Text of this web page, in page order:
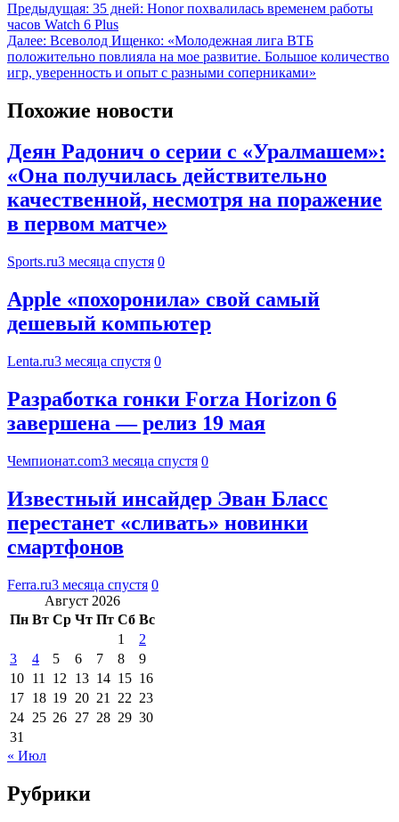
Предыдущая: 35 дней: Honor похвалилась временем работы
часов Watch 6 Plus
Далее: Всеволод Ищенко: «Молодежная лига ВТБ
положительно повлияла на мое развитие. Большое количество
игр, уверенность и опыт с разными соперниками»
Похожие новости
Деян Радонич о серии с «Уралмашем»:
«Она получилась действительно
качественной, несмотря на поражение
в первом матче»
Sports.ru3 месяца спустя 0
Apple «похоронила» свой самый
дешевый компьютер
Lenta.ru3 месяца спустя 0
Разработка гонки Forza Horizon 6
завершена — релиз 19 мая
Чемпионат.com3 месяца спустя 0
Известный инсайдер Эван Бласс
перестанет «сливать» новинки
смартфонов
Ferra.ru3 месяца спустя 0
Август 2026
Пн Вт Ср Чт Пт Сб Вс
1
2
3
4 5 6 7 8
9
10 11 12 13 14 15 16
17 18 19 20 21 22 23
24 25 26 27 28 29 30
31
« Июл
Рубрики